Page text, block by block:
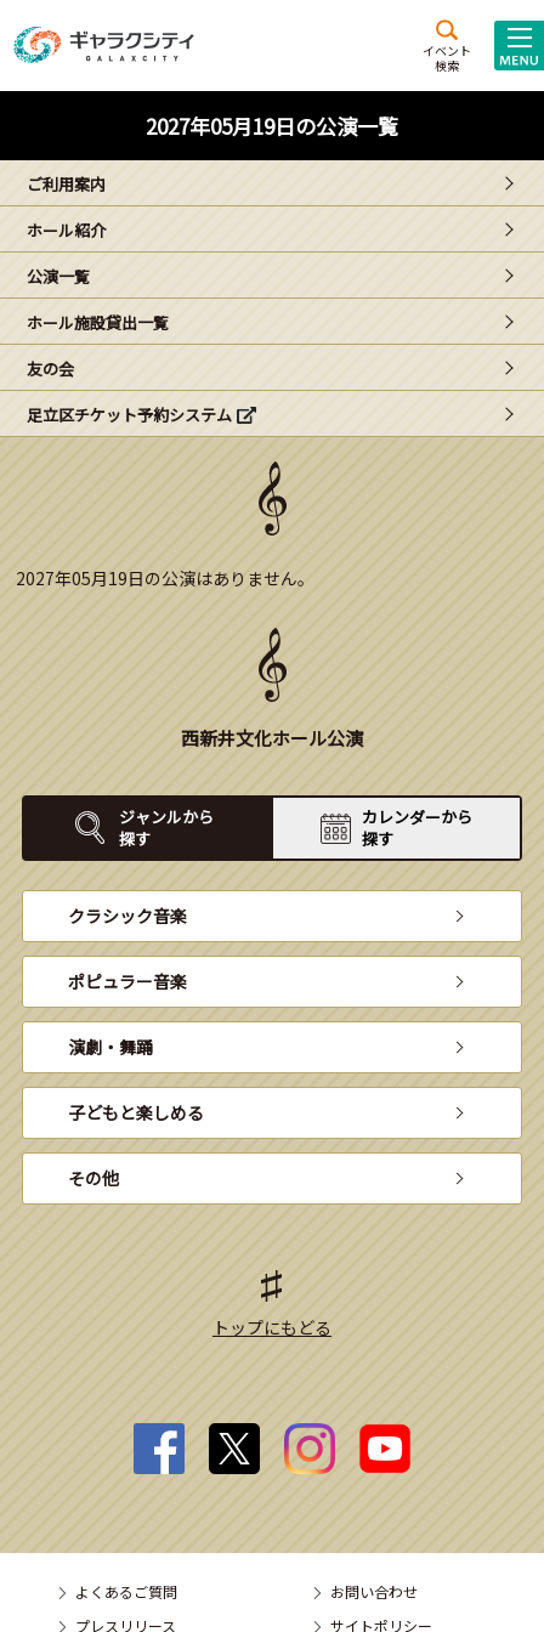
イベント
検索
施設案内
西新井
文化ホール
ギャラクシティとは
こどもみーてぃんぐ
Gがくえん
ブランドからのお知らせ
2027年05月19日の公演一覧
ご利用案内
ホール紹介
公演一覧
ホール施設貸出一覧
友の会
足立区チケット予約システム
2027年05月19日の公演はありません。
西新井文化ホール公演
ジャンルから
探す
カレンダーから
探す
クラシック音楽
ポピュラー音楽
演劇・舞踊
子どもと楽しめる
その他
トップにもどる
よくあるご質問
お問い合わせ
プレスリリース
サイトポリシー